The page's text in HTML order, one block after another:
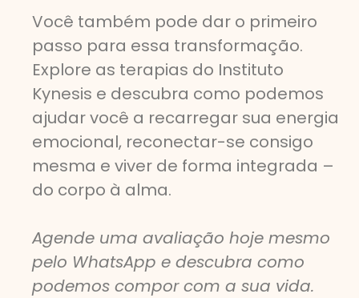
Você também pode dar o primeiro
passo para essa transformação.
Explore as terapias do Instituto
Kynesis e descubra como podemos
ajudar você a recarregar sua energia
emocional, reconectar-se consigo
mesma e viver de forma integrada –
do corpo à alma.
Agende uma avaliação hoje mesmo
pelo WhatsApp e descubra como
podemos compor com a sua vida.